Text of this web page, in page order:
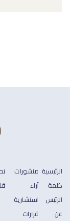
الرئيسية
كلمة
الرئيس
عن
منشورات
آراء
استشارية
قرارات